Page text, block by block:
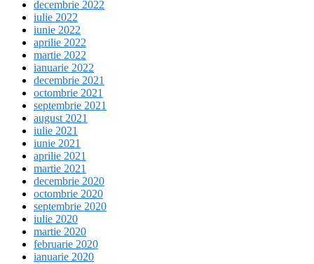
decembrie 2022
iulie 2022
iunie 2022
aprilie 2022
martie 2022
ianuarie 2022
decembrie 2021
octombrie 2021
septembrie 2021
august 2021
iulie 2021
iunie 2021
aprilie 2021
martie 2021
decembrie 2020
octombrie 2020
septembrie 2020
iulie 2020
martie 2020
februarie 2020
ianuarie 2020